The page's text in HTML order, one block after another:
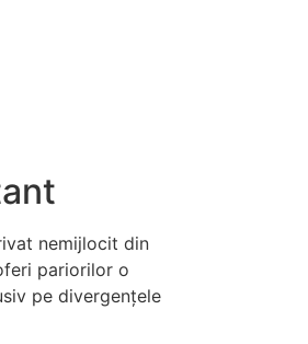
nemijlocit din
pariorilor o
pe divergențele